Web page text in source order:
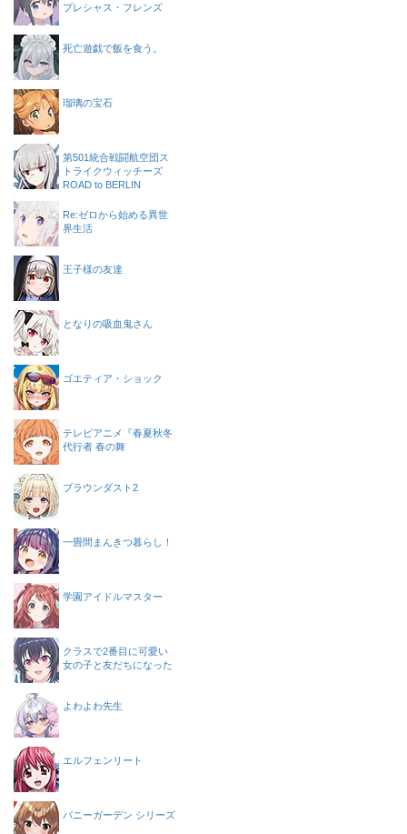
プレシャス・フレンズ
死亡遊戯で飯を食う。
瑠璃の宝石
第501統合戦闘航空団ス
トライクウィッチーズ
ROAD to BERLIN
Re:ゼロから始める異世
界生活
王子様の友達
となりの吸血鬼さん
ゴエティア・ショック
テレビアニメ『春夏秋冬
代行者 春の舞
ブラウンダスト2
一畳間まんきつ暮らし！
学園アイドルマスター
クラスで2番目に可愛い
女の子と友だちになった
よわよわ先生
エルフェンリート
バニーガーデン シリーズ